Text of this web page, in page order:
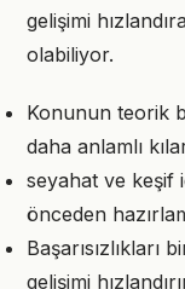
gelişimi
olabiliyor.
Konunun teorik
daha anlamlı
seyahat ve keşif
önceden
gelişimi